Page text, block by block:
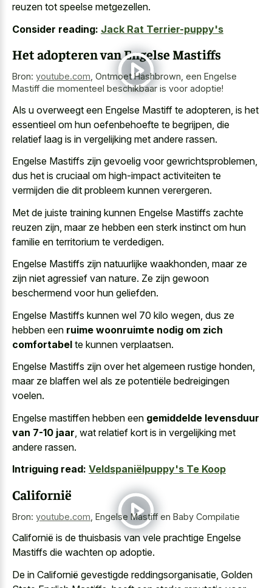
reuzen tot speelse metgezellen.
Consider reading: Jack Rat Terrier-puppy's
Het adopteren van Engelse Mastiffs
Bron: youtube.com Ontmoet Hashbrown, een Engelse
Mastiff die momenteel beschikbaar is voor adoptie!
Als u overweegt een Engelse Mastiff te adopteren, is het
essentieel om hun oefenbehoefte te begrijpen, die
relatief laag is in vergelijking met andere rassen.
Engelse Mastiffs zijn gevoelig voor gewrichtsproblemen,
dus het is cruciaal om high-impact activiteiten te
vermijden die dit probleem kunnen verergeren.
Met de juiste training kunnen Engelse Mastiffs zachte
reuzen zijn, maar ze hebben een sterk instinct om hun
familie en territorium te verdedigen.
Engelse Mastiffs zijn natuurlijke waakhonden, maar ze
zijn niet agressief van nature. Ze zijn gewoon
beschermend voor hun geliefden.
Engelse Mastiffs kunnen wel 70 kilo wegen, dus ze
hebben een ruime woonruimte nodig om zich
comfortabel te kunnen verplaatsen.
Engelse Mastiffs zijn over het algemeen rustige honden,
maar ze blaffen wel als ze potentiële bedreigingen
voelen.
Engelse mastiffen hebben een gemiddelde levensduur
van 7-10 jaar , wat relatief kort is in vergelijking met
andere rassen.
Intriguing read: Veldspaniëlpuppy's Te Koop
Californië
Bron: youtube.com Engelse Mastiff en Baby Compilatie
Californië is de thuisbasis van vele prachtige Engelse
Mastiffs die wachten op adoptie.
De in Californië gevestigde reddingsorganisatie, Golden